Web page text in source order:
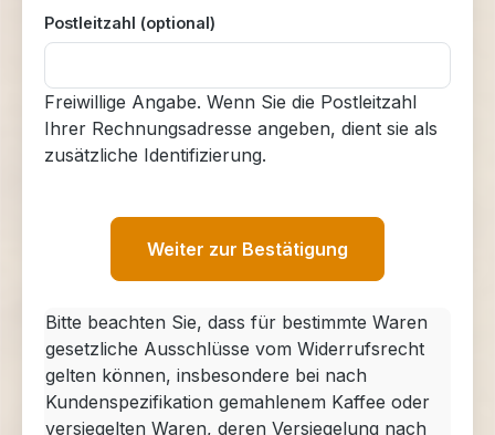
Postleitzahl (optional)
Freiwillige Angabe. Wenn Sie die Postleitzahl
Ihrer Rechnungsadresse angeben, dient sie als
zusätzliche Identifizierung.
Weiter zur Bestätigung
Bitte beachten Sie, dass für bestimmte Waren
gesetzliche Ausschlüsse vom Widerrufsrecht
gelten können, insbesondere bei nach
Kundenspezifikation gemahlenem Kaffee oder
versiegelten Waren, deren Versiegelung nach